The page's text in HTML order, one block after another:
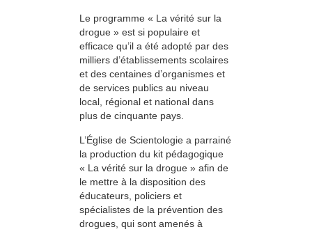
Le programme « La vérité sur la
drogue » est si populaire et
efficace qu’il a été adopté par des
milliers d’établissements scolaires
et des centaines d’organismes et
de services publics au niveau
local, régional et national dans
plus de cinquante pays.
L’Église de Scientologie a parrainé
la production du kit pédagogique
« La vérité sur la drogue » afin de
le mettre à la disposition des
éducateurs, policiers et
spécialistes de la prévention des
drogues, qui sont amenés à